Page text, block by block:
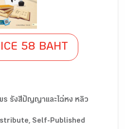
58 BAHT
รังสีปัญญาและไฉ่หง หลิว
Self-Published